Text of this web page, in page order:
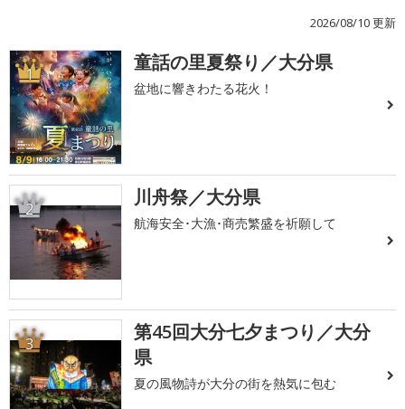
2026/08/10 更新
1 童話の里夏祭り／大分県
盆地に響きわたる花火！
2 川舟祭／大分県
航海安全･大漁･商売繁盛を祈願して
3
第45回大分七夕まつり／大分
県
夏の風物詩が大分の街を熱気に包む